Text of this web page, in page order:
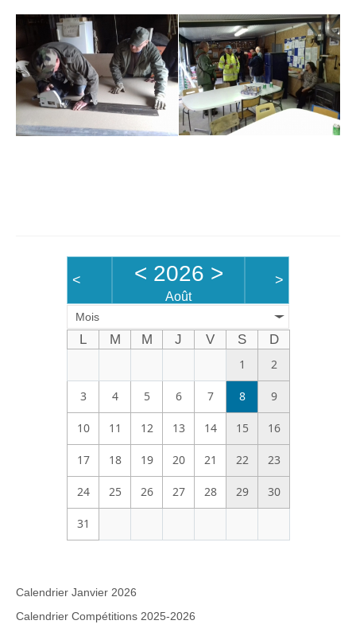
< < 2026 >
Août
>
Mois
L M M J V S
D
1
2
3 4 5 6 7 8 9
10 11 12 13 14 15 16
17 18 19 20 21 22 23
24 25 26 27 28 29 30
31
Calendrier Janvier 2026
Calendrier Compétitions 2025-2026